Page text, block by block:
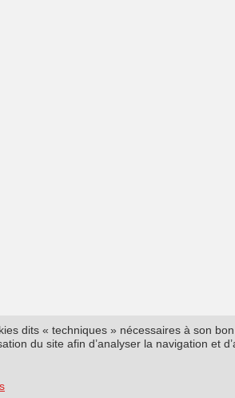
dits « techniques » nécessaires à son
du site afin d’analyser la navigation et